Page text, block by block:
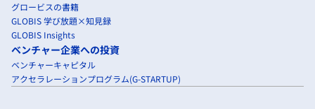
グロービスの書籍
GLOBIS 学び放題×知見録
GLOBIS Insights
ベンチャー企業への投資
ベンチャーキャピタル
アクセラレーションプログラム(G-STARTUP)